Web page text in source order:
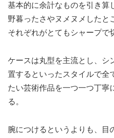
基本的に余計なものを引き算
野暮ったさやヌメヌメしたと
それぞれがとてもシャープで
ケースは丸型を主流とし、シ
置するといったスタイルで全
たい芸術作品を一つ一つ丁寧
る。
腕につけるというよりも、目